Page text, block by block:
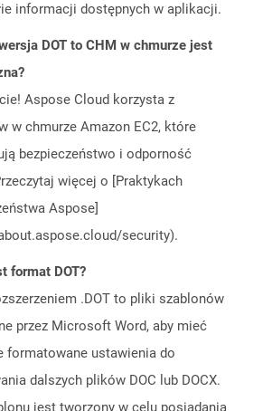
informacji dostępnych w aplikacji.
DOT to CHM w chmurze jest
Aspose Cloud korzysta z
w chmurze Amazon EC2, które
bezpieczeństwo i odporność
więcej o [Praktykach
Aspose]
security).
format DOT?
.DOT to pliki szablonów
przez Microsoft Word, aby mieć
formatowane ustawienia do
dalszych plików DOC lub DOCX.
jest tworzony w celu posiadania